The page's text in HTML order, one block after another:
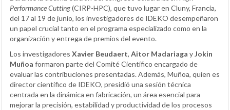
Performance Cutting(CIRP-HPC), que tuvo lugar en Cluny, Francia,
del 17 al 19 de junio, los investigadores de IDEKO desempeñaron
un papel crucial tanto en el programa especializado como en la
organización y entrega de premios del evento.
Los investigadores Xavier Beudaert, Aitor Madariaga yJokin
Muñoa formaron parte del Comité Científico encargado de
evaluar las contribuciones presentadas. Además, Muñoa, quien es
director científico de IDEKO, presidió una sesión técnica
centrada en la dinámica en fabricación, un área esencial para
mejorar la precisión, estabilidad y productividad de los procesos